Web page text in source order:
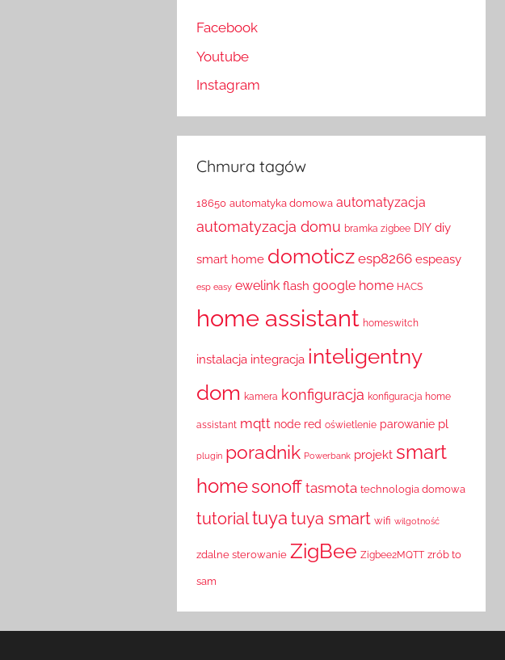
Facebook
Youtube
Instagram
Chmura tagów
18650 automatyka domowa automatyzacja
automatyzacja domu bramka zigbee DIY diy
smart home domoticz esp8266 espeasy
esp easy ewelink flash google home HACS
home assistant homeswitch
instalacja integracja inteligentny
dom kamera konfiguracja konfiguracja home
assistant mqtt node red oświetlenie parowanie pl
plugin poradnik Powerbank projekt smart
home sonoff tasmota technologia domowa
tutorialtuya tuya smart wifi wilgotność
zdalne sterowanie ZigBee Zigbee2MQTT zrób to
sam